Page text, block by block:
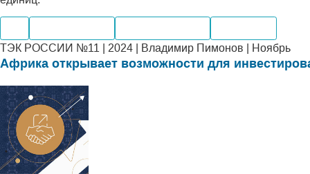
ТЭК РОССИИ №11 | 2024 | Владимир Пимонов | Ноябрь
Африка открывает возможности для